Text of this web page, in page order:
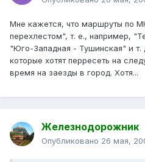
Мне кажется, что маршруты по
перехлестом", т. е., например,
"Юго-Западная - Тушинская" и т.
которые хотят перресеть на
время на заезды в город. Хотя...
Железнодорожник
Опубликовано 26 мая,